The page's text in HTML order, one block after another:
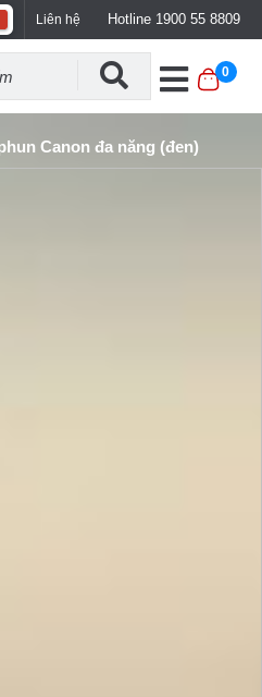
Liên hệ Hotline 1900 55 8809
0
Canon đa năng (đen)